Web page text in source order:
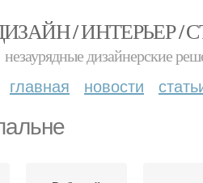
/ ИНТЕРЬЕР /
незаурядные дизайнерские
главная новости